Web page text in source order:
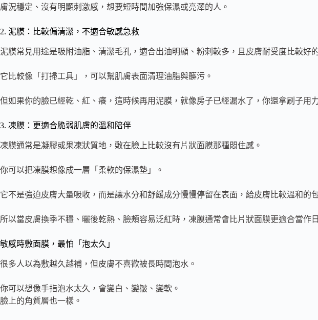
膚況穩定、沒有明顯刺激感，想要短時間加強保濕或亮澤的人。
2. 泥膜：比較偏清潔，不適合敏感急救
泥膜常見用途是吸附油脂、清潔毛孔，適合出油明顯、粉刺較多，且皮膚耐受度比較好
它比較像「打掃工具」，可以幫肌膚表面清理油脂與髒污。
但如果你的臉已經乾、紅、癢，這時候再用泥膜，就像房子已經漏水了，你還拿刷子用
3. 凍膜：更適合脆弱肌膚的溫和陪伴
凍膜通常是凝膠或果凍狀質地，敷在臉上比較沒有片狀面膜那種悶住感。
你可以把凍膜想像成一層「柔軟的保濕墊」。
它不是強迫皮膚大量吸收，而是讓水分和舒緩成分慢慢停留在表面，給皮膚比較溫和的
所以當皮膚換季不穩、曬後乾熱、臉頰容易泛紅時，凍膜通常會比片狀面膜更適合當作
敏感時敷面膜，最怕「泡太久」
很多人以為敷越久越補，但皮膚不喜歡被長時間泡水。
你可以想像手指泡水太久，會變白、變皺、變軟。
臉上的角質層也一樣。